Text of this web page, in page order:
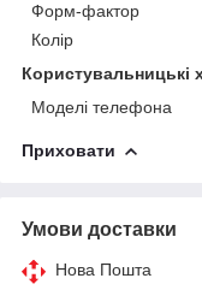
Форм-фактор
Колір
Користувальницькі
Моделі телефона
Приховати
Умови доставки
Нова Пошта